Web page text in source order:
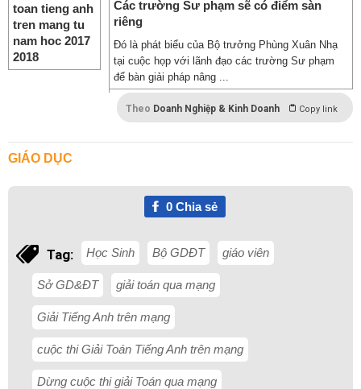
Các trường Sư phạm sẽ có điểm sàn
riêng
Đó là phát biểu của Bộ trưởng Phùng Xuân Nhạ
tại cuộc họp với lãnh đạo các trường Sư phạm
để bàn giải pháp nâng ...
Theo Doanh Nghiệp & Kinh Doanh Copy link
GIÁO DỤC
0Chia sẻ
Tag: Học Sinh Bộ GDĐT giáo viên
Sở GD&ĐT giải toán qua mạng
Giải Tiếng Anh trên mạng
cuộc thi Giải Toán Tiếng Anh trên mạng
Dừng cuộc thi giải Toán qua mạng